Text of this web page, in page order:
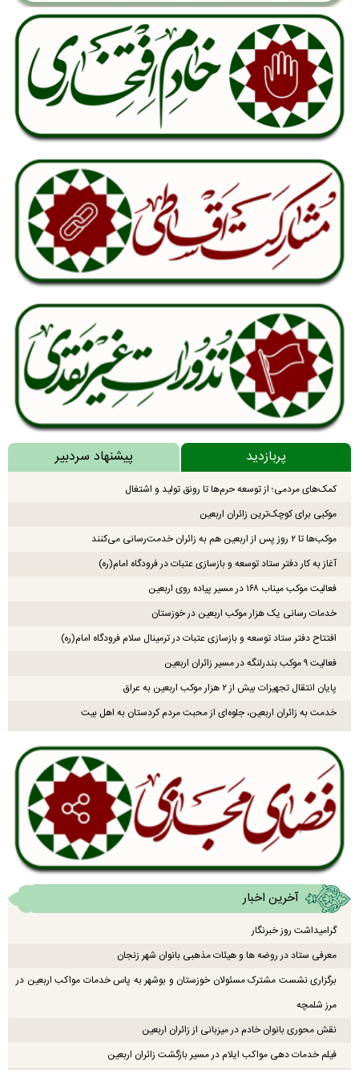
پربازدید پیشنهاد سردبیر
کمک‌های مردمی؛ از توسعه حرم‌ها تا رونق تولید و اشتغال
موکبی برای کوچک‌ترین زائران اربعین
موکب‌ها تا ۲ روز پس از اربعین هم به زائران خدمت‌رسانی می‌کنند
آغاز به کار دفتر ستاد توسعه و بازسازی عتبات در فرودگاه امام(ره)
فعالیت موکب میناب ۱۶۸ در مسیر پیاده روی اربعین
خدمات رسانی یک هزار موکب اربعین در خوزستان
افتتاح دفتر ستاد توسعه و بازسازی عتبات در ترمینال سلام فرودگاه امام(ره)
فعالیت ۹ موکب بندرلنگه در مسیر زائران اربعین
پایان انتقال تجهیزات بیش از ۲ هزار موکب اربعین به عراق
خدمت به زائران اربعین، جلوه‌ای از محبت مردم کردستان به اهل بیت
آخرین اخبار
گرامیداشت روز خبرنگار
معرفی ستاد در روضه ها و هیئات مذهبی بانوان شهر زنجان
برگزاری نشست مشترک مسئولان خوزستان و بوشهر به پاس خدمات مواکب اربعین در
مرز شلمچه
نقش محوری بانوان خادم در میزبانی از زائران اربعین
فیلم خدمات دهی مواکب ایلام در مسیر بازگشت زائران اربعین